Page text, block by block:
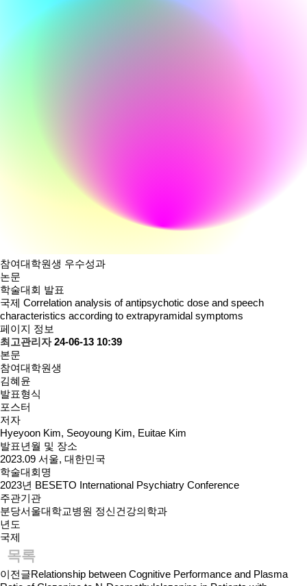
참여대학원생 우수성과
논문
학술대회 발표
국제 Correlation analysis of antipsychotic dose and speech
characteristics according to extrapyramidal symptoms
페이지 정보
최고관리자 24-06-13 10:39
본문
참여대학원생
김혜윤
발표형식
포스터
저자
Hyeyoon Kim, Seoyoung Kim, Euitae Kim
발표년월 및 장소
2023.09 서울, 대한민국
학술대회명
2023년 BESETO International Psychiatry Conference
주관기관
분당서울대학교병원 정신건강의학과
년도
국제
목록
이전글Relationship between Cognitive Performance and Plasma